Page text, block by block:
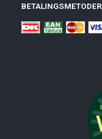
BETALINGSMETODER